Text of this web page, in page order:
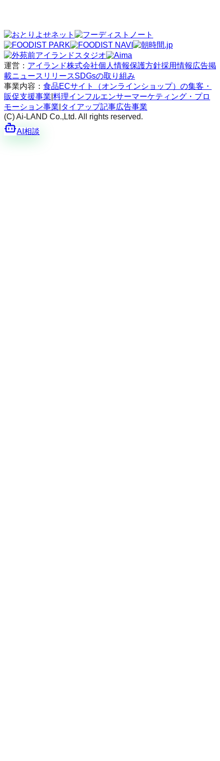
運営： アイランド株式会社個人情報保護方針採用情報 広告掲
載ニュースリリースSDGsの取り組み
事業内容： 食品ECサイト（オンラインショップ）の集客・
販促支援事業 料理インフルエンサーマーケティング・プロ
モーション事業 タイアップ記事広告事業
(C) Ai-LAND Co.,Ltd. All rights reserved.
AI相談